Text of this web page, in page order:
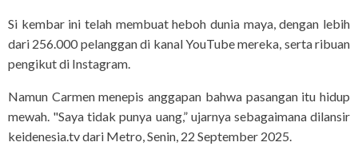
Si kembar ini telah membuat heboh dunia maya, dengan lebih
dari 256.000 pelanggan di kanal YouTube mereka, serta ribuan
pengikut di Instagram.
Namun Carmen menepis anggapan bahwa pasangan itu hidup
mewah. "Saya tidak punya uang,” ujarnya sebagaimana dilansir
keidenesia.tv dari Metro, Senin, 22 September 2025.